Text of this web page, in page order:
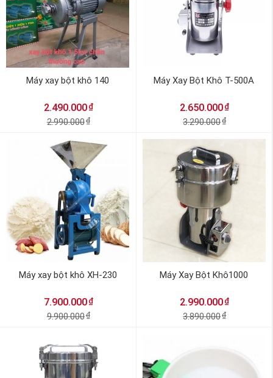
Máy xay bột khô 140
2.490.000 ₫
2.990.000₫
Máy Xay Bột Khô T-500A
2.650.000 ₫
3.290.000₫
Máy xay bột khô XH-230
7.900.000 ₫
9.900.000₫
Máy Xay Bột Khô1000
2.990.000 ₫
3.890.000₫